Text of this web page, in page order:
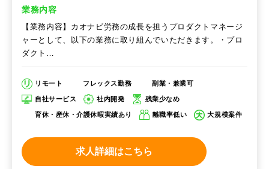
業務内容
【業務内容】カオナビ労務の成長を担うプロダクトマネージ
ャーとして、以下の業務に取り組んでいただきます。・プロ
ダクト…
リモート フレックス勤務 副業・兼業可
自社サービス 社内開発 残業少なめ
育休・産休・介護休暇実績あり 離職率低い 大規模案件
求人詳細はこちら